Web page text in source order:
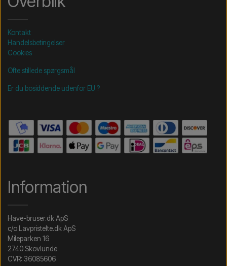
Kontakt
Handelsbetingelser
Cookies
Ofte stillede spørgsmål
Er du bosiddende udenfor EU ?
Information
Have-bruser.dk ApS
c/o Lavpristelte.dk ApS
Mileparken 16
2740 Skovlunde
CVR: 36085606